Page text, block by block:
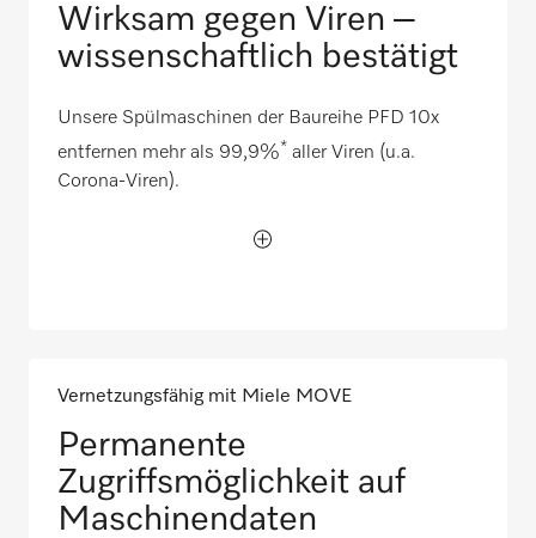
Wirksam gegen Viren –
wissenschaftlich bestätigt
Unsere Spülmaschinen der Baureihe PFD 10x
entfernen mehr als 99,9%* aller Viren (u.a.
Corona-Viren).
Vernetzungsfähig mit Miele MOVE
Permanente
Zugriffsmöglichkeit auf
Maschinendaten